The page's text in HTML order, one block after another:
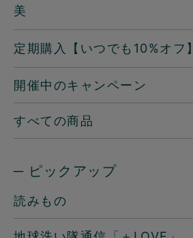
美
定期購入【いつでも10%オフ】
開催中のキャンペーン
すべての商品
─ ピックアップ
読みもの